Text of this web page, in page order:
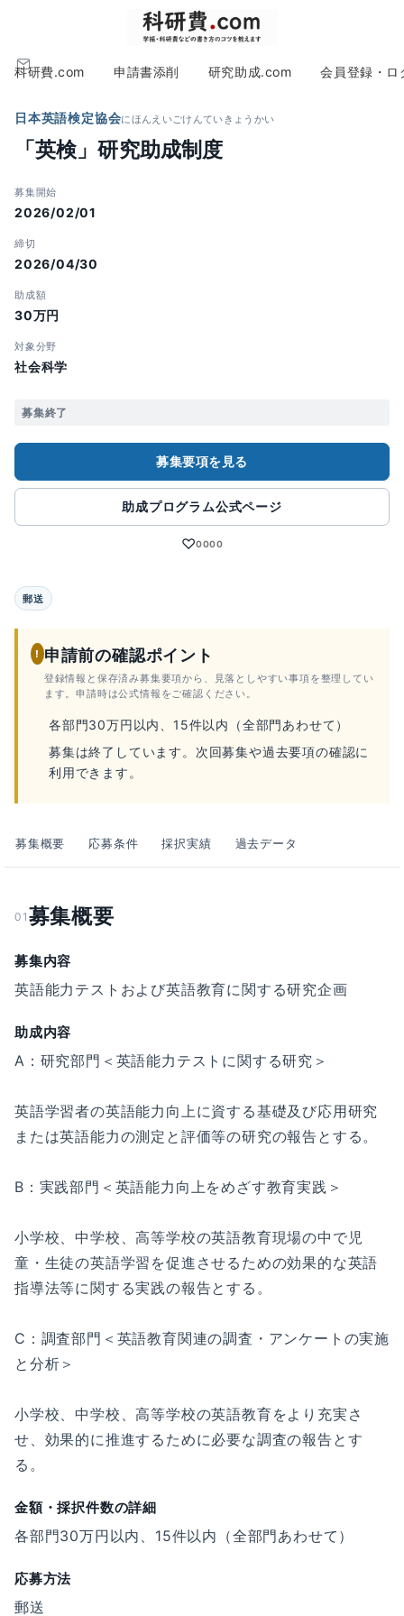
科研費.com 申請書添削 研究助成.com 会員登録・ロ
日本英語検定協会にほんえいごけんていきょうかい
「英検」研究助成制度
募集開始
2026/02/01
締切
2026/04/30
助成額
30万円
対象分野
社会科学
募集終了
募集要項を見る
助成プログラム公式ページ
♡0000
郵送
! 申請前の確認ポイント
登録情報と保存済み募集要項から、見落としやすい事項を整理してい
ます。申請時は公式情報をご確認ください。
各部門30万円以内、15件以内（全部門あわせて）
募集は終了しています。次回募集や過去要項の確認に
利用できます。
募集概要 応募条件 採択実績 過去データ
01 募集概要
募集内容
英語能力テストおよび英語教育に関する研究企画
助成内容
A：研究部門＜英語能力テストに関する研究＞
英語学習者の英語能力向上に資する基礎及び応用研究
または英語能力の測定と評価等の研究の報告とする。
B：実践部門＜英語能力向上をめざす教育実践＞
小学校、中学校、高等学校の英語教育現場の中で児
童・生徒の英語学習を促進させるための効果的な英語
指導法等に関する実践の報告とする。
C：調査部門＜英語教育関連の調査・アンケートの実施
と分析＞
小学校、中学校、高等学校の英語教育をより充実さ
せ、効果的に推進するために必要な調査の報告とす
る。
金額・採択件数の詳細
各部門30万円以内、15件以内（全部門あわせて）
応募方法
郵送